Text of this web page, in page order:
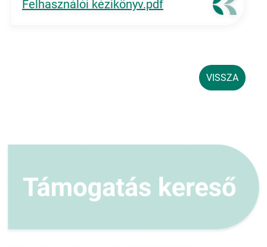
Felhasználói kézikönyv.pdf
VISSZA